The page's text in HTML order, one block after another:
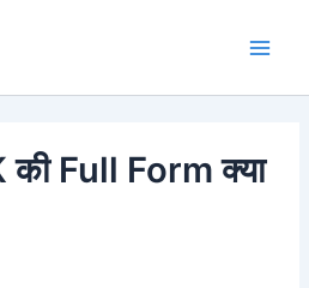
की Full Form क्या